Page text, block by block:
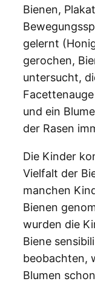
Bienen,
gelernt
gerochen,
untersucht,
und ein
der Rasen
Die Kinder
Vielfalt der
manchen
Bienen
wurden die
Biene
beobachten,
Blumen